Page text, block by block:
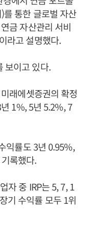
를 통한 글로벌 자산
금 자산관리 서비
라고 설명했다.
보이고 있다.
래에셋증권의 확정
1%, 5년 5.2%, 7
익률도 3년 0.95%,
록했다.
자 중 IRP는 5, 7, 1
기 수익률 모두 1위